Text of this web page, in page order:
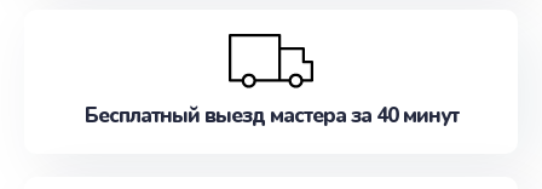
Бесплатный выезд мастера за 40 минут